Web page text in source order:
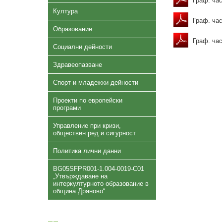
Култура
Образование
Социални дейности
Здравеопазване
Спорт и младежки дейности
Проекти по европейски
програми
Управление при кризи,
обществен ред и сигурност
Политика лични данни
BG05SFPR001-1.004-0019-C01
„Утвърждаване на
интеркултурното образование в
община Дряново“
Граф.
Граф.